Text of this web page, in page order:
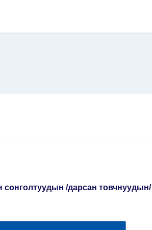
сонголтуудын /дарсан товчнуудын/